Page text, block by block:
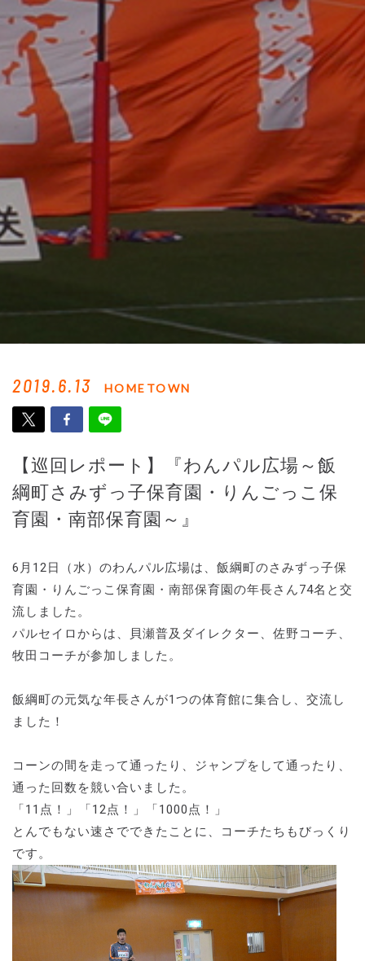
2019.6.13 HOMETOWN
【巡回レポート】『わんパル広場～飯
綱町さみずっ子保育園・りんごっこ保
育園・南部保育園～』
6月12日（水）のわんパル広場は、飯綱町のさみずっ子保
育園・りんごっこ保育園・南部保育園の年長さん74名と交
流しました。
パルセイロからは、貝瀬普及ダイレクター、佐野コーチ、
牧田コーチが参加しました。
飯綱町の元気な年長さんが1つの体育館に集合し、交流し
ました！
コーンの間を走って通ったり、ジャンプをして通ったり、
通った回数を競い合いました。
「11点！」「12点！」「1000点！」
とんでもない速さでできたことに、コーチたちもびっくり
です。